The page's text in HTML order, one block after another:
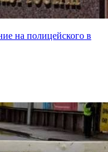
на полицейского в